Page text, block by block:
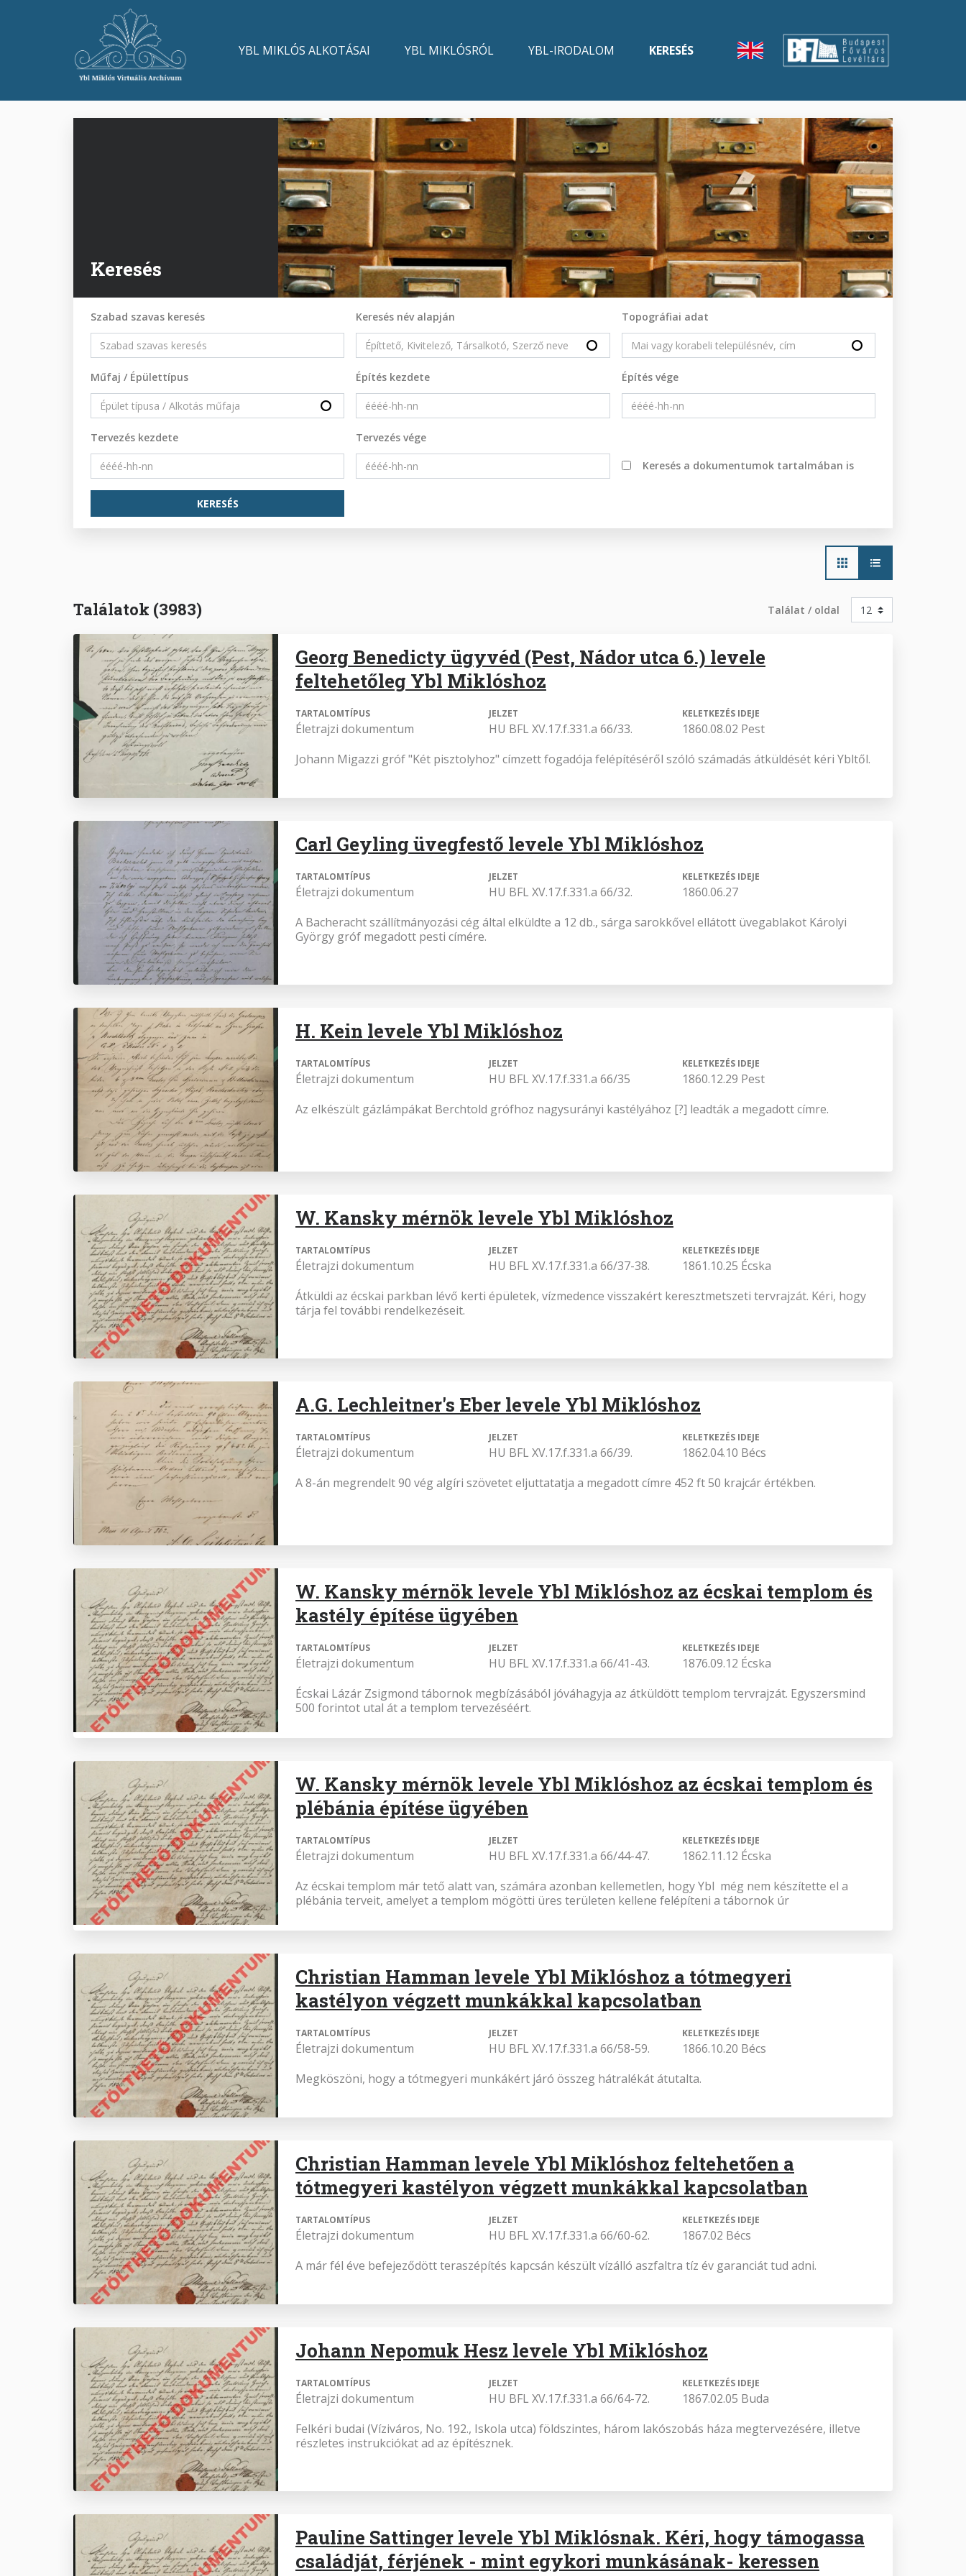
MainYBL MIKLÓS ALKOTÁSAI YBL MIKLÓSRÓL YBL-IRODALOM KERESÉS
Keresés
Szabad szavas keresés Keresés név alapján Topográfiai adat
Műfaj / Épülettípus Építés kezdete Építés vége
Tervezés kezdete Tervezés vége
Keresés a dokumentumok tartalmában is
Main
navigation
Találatok (3983) Találat / oldal
Georg Benedicty ügyvéd (Pest, Nádor utca 6.) levele
feltehetőleg Ybl Miklóshoz
TARTALOMTÍPUS
Életrajzi dokumentum
JELZET
HU BFL XV.17.f.331.a 66/33.
KELETKEZÉS IDEJE
1860.08.02 Pest
Johann Migazzi gróf "Két pisztolyhoz" címzett fogadója felépítéséről szóló számadás átküldését kéri Ybltől.
Carl Geyling üvegfestő levele Ybl Miklóshoz
TARTALOMTÍPUS
Életrajzi dokumentum
JELZET
HU BFL XV.17.f.331.a 66/32.
KELETKEZÉS IDEJE
1860.06.27
A Bacheracht szállítmányozási cég által elküldte a 12 db., sárga sarokkővel ellátott üvegablakot Károlyi
György gróf megadott pesti címére.
H. Kein levele Ybl Miklóshoz
TARTALOMTÍPUS
Életrajzi dokumentum
JELZET
HU BFL XV.17.f.331.a 66/35
KELETKEZÉS IDEJE
1860.12.29 Pest
Az elkészült gázlámpákat Berchtold grófhoz nagysurányi kastélyához [?] leadták a megadott címre.
W. Kansky mérnök levele Ybl Miklóshoz
TARTALOMTÍPUS
Életrajzi dokumentum
JELZET
HU BFL XV.17.f.331.a 66/37-38.
KELETKEZÉS IDEJE
1861.10.25 Écska
Átküldi az écskai parkban lévő kerti épületek, vízmedence visszakért keresztmetszeti tervrajzát. Kéri, hogy
tárja fel további rendelkezéseit.
A.G. Lechleitner's Eber levele Ybl Miklóshoz
TARTALOMTÍPUS
Életrajzi dokumentum
JELZET
HU BFL XV.17.f.331.a 66/39.
KELETKEZÉS IDEJE
1862.04.10 Bécs
A 8-án megrendelt 90 vég algíri szövetet eljuttatatja a megadott címre 452 ft 50 krajcár értékben.
W. Kansky mérnök levele Ybl Miklóshoz az écskai templom és
kastély építése ügyében
TARTALOMTÍPUS
Életrajzi dokumentum
JELZET
HU BFL XV.17.f.331.a 66/41-43.
KELETKEZÉS IDEJE
1876.09.12 Écska
Écskai Lázár Zsigmond tábornok megbízásából jóváhagyja az átküldött templom tervrajzát. Egyszersmind
500 forintot utal át a templom tervezéséért.
W. Kansky mérnök levele Ybl Miklóshoz az écskai templom és
plébánia építése ügyében
TARTALOMTÍPUS
Életrajzi dokumentum
JELZET
HU BFL XV.17.f.331.a 66/44-47.
KELETKEZÉS IDEJE
1862.11.12 Écska
Az écskai templom már tető alatt van, számára azonban kellemetlen, hogy Ybl még nem készítette el a
plébánia terveit, amelyet a templom mögötti üres területen kellene felépíteni a tábornok úr
Christian Hamman levele Ybl Miklóshoz a tótmegyeri
kastélyon végzett munkákkal kapcsolatban
TARTALOMTÍPUS
Életrajzi dokumentum
JELZET
HU BFL XV.17.f.331.a 66/58-59.
KELETKEZÉS IDEJE
1866.10.20 Bécs
Megköszöni, hogy a tótmegyeri munkákért járó összeg hátralékát átutalta.
Christian Hamman levele Ybl Miklóshoz feltehetően a
tótmegyeri kastélyon végzett munkákkal kapcsolatban
TARTALOMTÍPUS
Életrajzi dokumentum
JELZET
HU BFL XV.17.f.331.a 66/60-62.
KELETKEZÉS IDEJE
1867.02 Bécs
A már fél éve befejeződött teraszépítés kapcsán készült vízálló aszfaltra tíz év garanciát tud adni.
Johann Nepomuk Hesz levele Ybl Miklóshoz
TARTALOMTÍPUS
Életrajzi dokumentum
JELZET
HU BFL XV.17.f.331.a 66/64-72.
KELETKEZÉS IDEJE
1867.02.05 Buda
Felkéri budai (Víziváros, No. 192., Iskola utca) földszintes, három lakószobás háza megtervezésére, illetve
részletes instrukciókat ad az építésznek.
Pauline Sattinger levele Ybl Miklósnak. Kéri, hogy támogassa
családját, férjének - mint egykori munkásának- keressen